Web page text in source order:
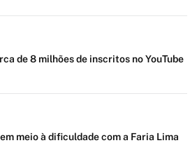
de 8 milhões de inscritos no YouTube
meio à dificuldade com a Faria Lima